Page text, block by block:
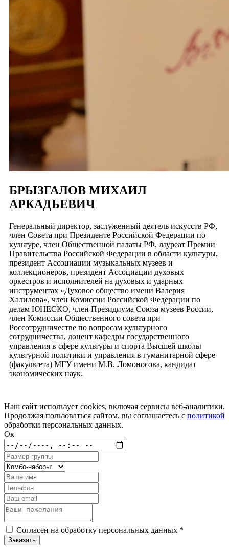
БРЫЗГАЛОВ МИХАИЛ
АРКАДЬЕВИЧ
Генеральный директор, заслуженный деятель искусств РФ,
член Совета при Президенте Российской Федерации по
культуре, член Общественной палаты РФ, лауреат Премии
Правительства Российской Федерации в области культуры,
президент Ассоциации музыкальных музеев и
коллекционеров, президент Ассоциации духовых
оркестров и исполнителей на духовых и ударных
инструментах «Духовое общество имени Валерия
Халилова», член Комиссии Российской Федерации по
делам ЮНЕСКО, член Президиума Союза музеев России,
член Комиссии Общественного совета при
Россотрудничестве по вопросам культурного
сотрудничества, доцент кафедры государственного
управления в сфере культуры и спорта Высшей школы
культурной политики и управления в гуманитарной сфере
(факультета) МГУ имени М.В. Ломоносова, кандидат
экономических наук.
Наш сайт использует cookies, включая сервисы веб-аналитики.
Продолжая пользоваться сайтом, вы соглашаетесь с политикой
обработки персональных данных.
Ок
Согласен на обработку персональных данных *